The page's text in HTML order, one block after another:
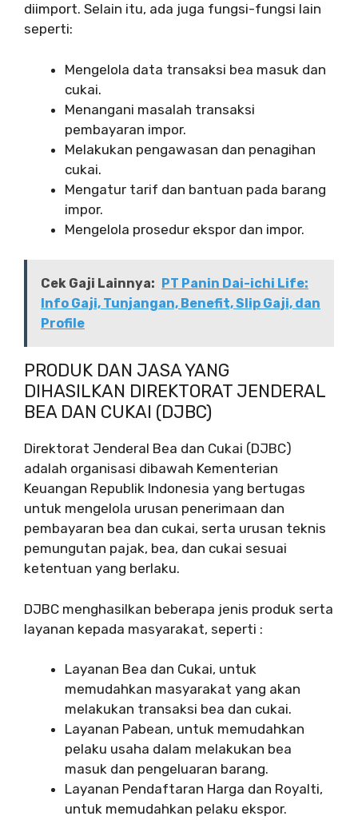
diimport. Selain itu, ada juga fungsi-fungsi lain
seperti:
Mengelola data transaksi bea masuk dan
cukai.
Menangani masalah transaksi
pembayaran impor.
Melakukan pengawasan dan penagihan
cukai.
Mengatur tarif dan bantuan pada barang
impor.
Mengelola prosedur ekspor dan impor.
Cek Gaji Lainnya:
PT Panin Dai-ichi Life:
Info Gaji, Tunjangan, Benefit, Slip Gaji, dan
Profile
PRODUK DAN JASA YANG
DIHASILKAN DIREKTORAT JENDERAL
BEA DAN CUKAI (DJBC)
Direktorat Jenderal Bea dan Cukai (DJBC)
adalah organisasi dibawah Kementerian
Keuangan Republik Indonesia yang bertugas
untuk mengelola urusan penerimaan dan
pembayaran bea dan cukai, serta urusan teknis
pemungutan pajak, bea, dan cukai sesuai
ketentuan yang berlaku.
DJBC menghasilkan beberapa jenis produk serta
layanan kepada masyarakat, seperti :
Layanan Bea dan Cukai, untuk
memudahkan masyarakat yang akan
melakukan transaksi bea dan cukai.
Layanan Pabean, untuk memudahkan
pelaku usaha dalam melakukan bea
masuk dan pengeluaran barang.
Layanan Pendaftaran Harga dan Royalti,
untuk memudahkan pelaku ekspor.